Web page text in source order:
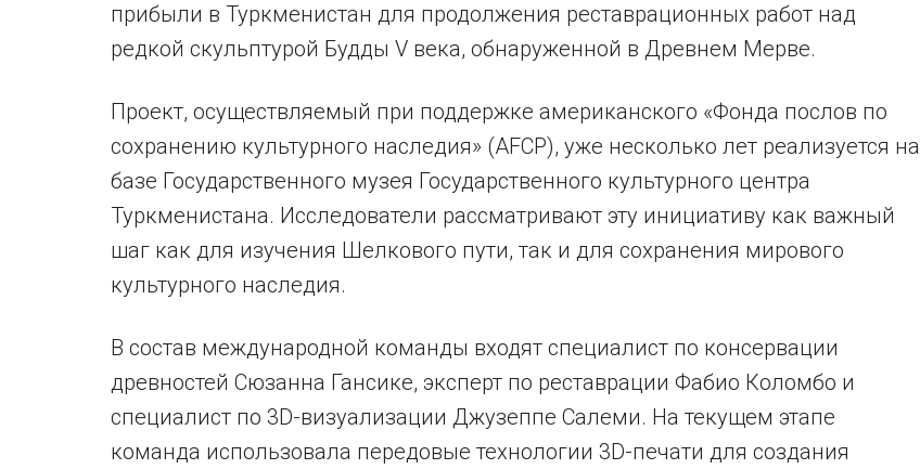
прибыли в Туркменистан для продолжения реставрационных работ над
редкой скульптурой Будды V века, обнаруженной в Древнем Мерве.
Проект, осуществляемый при поддержке американского «Фонда послов по
сохранению культурного наследия» (AFCP), уже несколько лет реализуется на
базе Государственного музея Государственного культурного центра
Туркменистана. Исследователи рассматривают эту инициативу как важный
шаг как для изучения Шелкового пути, так и для сохранения мирового
культурного наследия.
В состав международной команды входят специалист по консервации
древностей Сюзанна Гансике, эксперт по реставрации Фабио Коломбо и
специалист по 3D-визуализации Джузеппе Салеми. На текущем этапе
команда использовала передовые технологии 3D-печати для создания